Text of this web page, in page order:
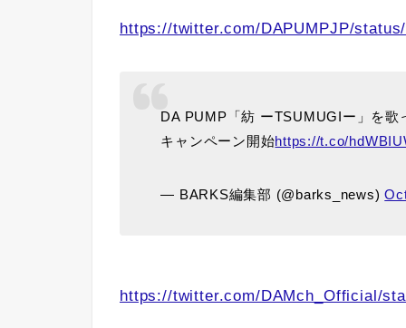
https://twitter.com/DAPUMPJP/
DA PUMP「紡 ーTSUMUGIー」を
キャンペーン開始https://t.co/
— BARKS編集部 (@barks_news)
https://twitter.com/DAMch_Official/